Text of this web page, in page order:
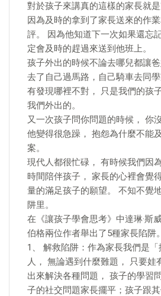
對於孩子來講真的這樣的家長就
因為及時的拿到了家長送來的作
評。 因為他知道下一次如果還忘
定會及時的趕過來送到他班上。
孩子外出的時候不論去哪兒都讓
去了自己過馬路，自己騎車去同
有發現哪裡不對， 只是我們的孩
我們外出的。
又一次孩子問你問題的時候， 你
他變得很急躁， 抱怨為什麼不能
案。
現代人都很忙碌， 有時候我們因
時間陪伴孩子， 家長的心裡會覺
量的滿足孩子的願望。 不知不覺
阱里。
在《讓孩子學會思考》中達琳·斯
伯格兩位作者舉出了5種家長陷阱。
1、 解救陷阱：作為家長我們是
人， 無論遇到什麼難題， 只要娃
出來解決各種問題， 孩子的學習
子的社交問題家長擺平；孩子跟